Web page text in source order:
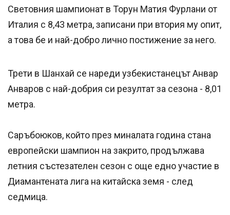
Световния шампионат в Торун Матия Фурлани от
Италия с 8,43 метра, записани при втория му опит,
а това бе и най-добро лично постижение за него.
Трети в Шанхай се нареди узбекистанецът Анвар
Анваров с най-добрия си резултат за сезона - 8,01
метра.
Саръбоюков, който през миналата година стана
европейски шампион на закрито, продължава
летния състезателен сезон с още едно участие в
Диамантената лига на китайска земя - след
седмица.